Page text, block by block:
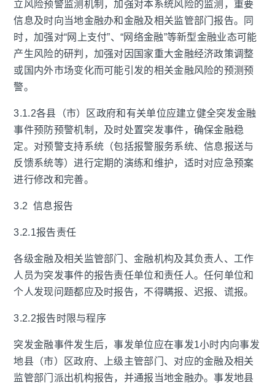
立风险预警监测机制，加强对本系统风险的监测，重要
信息及时向当地金融办和金融及相关监管部门报告。同
时，加强对“网上支付”、“网络金融”等新型金融业态可能
产生风险的研判，加强对因国家重大金融经济政策调整
或国内外市场变化而可能引发的相关金融风险的预测预
警。
3.1.2各县（市）区政府和有关单位应建立健全突发金融
事件预防预警机制，及时处置突发事件，确保金融稳
定。对预警支持系统（包括报警服务系统、信息报送与
反馈系统等）进行定期的演练和维护，适时对应急预案
进行修改和完善。
3.2 信息报告
3.2.1报告责任
各级金融及相关监管部门、金融机构及其负责人、工作
人员为突发事件的报告责任单位和责任人。任何单位和
个人发现问题都应及时报告，不得瞒报、迟报、谎报。
3.2.2报告时限与程序
突发金融事件发生后，事发单位应在事发1小时内向事发
地县（市）区政府、上级主管部门、对应的金融及相关
监管部门派出机构报告，并通报当地金融办。事发地县